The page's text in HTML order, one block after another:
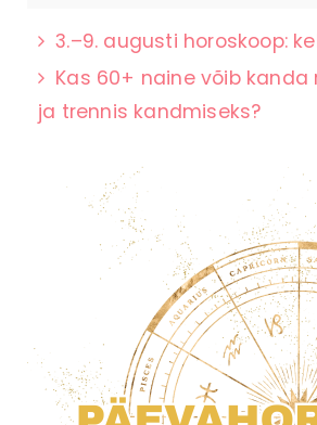
3.–9. augusti horoskoop:
Kas 60+ naine võib
ja trennis kandmiseks?